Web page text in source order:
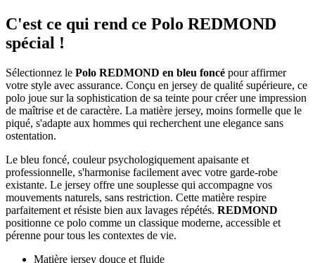
C'est ce qui rend ce Polo REDMOND
spécial !
Sélectionnez le Polo REDMOND en bleu foncé pour affirmer
votre style avec assurance. Conçu en jersey de qualité supérieure, ce
polo joue sur la sophistication de sa teinte pour créer une impression
de maîtrise et de caractère. La matière jersey, moins formelle que le
piqué, s'adapte aux hommes qui recherchent une elegance sans
ostentation.
Le bleu foncé, couleur psychologiquement apaisante et
professionnelle, s'harmonise facilement avec votre garde-robe
existante. Le jersey offre une souplesse qui accompagne vos
mouvements naturels, sans restriction. Cette matière respire
parfaitement et résiste bien aux lavages répétés. REDMOND
positionne ce polo comme un classique moderne, accessible et
pérenne pour tous les contextes de vie.
Matière jersey douce et fluide